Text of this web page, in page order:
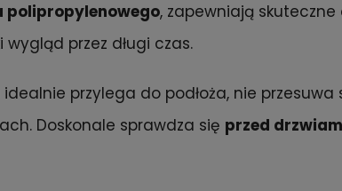
polipropylenowego, zapewniają
przez długi czas.
przylega do podłoża, nie
Doskonale sprawdza się przed